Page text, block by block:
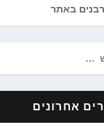
באתר
אחרונים